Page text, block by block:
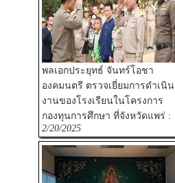
พลเอกประยุทธ์ จันทร์โอชา
องคมนตรี ตรวจเยี่ยมการดำเนิน
งานของโรงเรียนในโครงการ
กองทุนการศึกษา ที่จังหวัดแพร่ :
2/20/2025